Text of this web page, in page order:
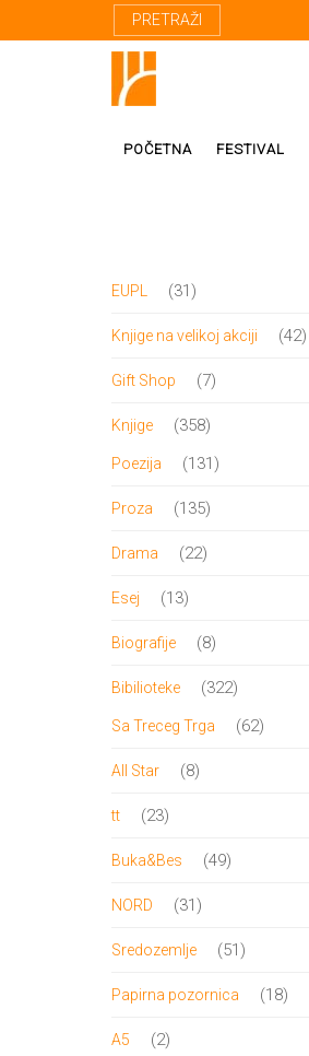
PRETRAŽI
POČETNA FESTIVAL
EUPL 3131
Knjige na velikoj akciji 4242
Gift Shop 77
Knjige 358358
proizvoda
Poezija 131131
Proza 135135
Drama 2222
Esej 1313
Biografije 88
Bibilioteke 322322
proizvoda
Sa Treceg Trga 6262
All Star 88
tt 2323
Buka&Bes 4949
NORD 3131
Sredozemlje 5151
Papirna pozornica 1818
A5 22